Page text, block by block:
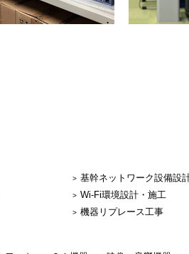
基幹ネットワーク設備設
Wi-Fi環境設計・施工
機器リプレース工事